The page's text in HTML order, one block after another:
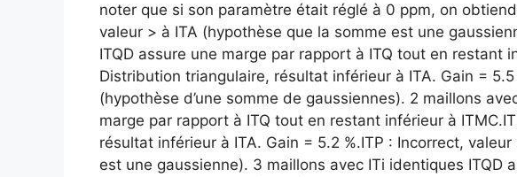
noter que si son paramètre était réglé à 0 ppm, on
valeur > à ITA (hypothèse que la somme est une
ITQD assure une marge par rapport à ITQ tout en restant
Distribution triangulaire, résultat inférieur à ITA. Gain =
(hypothèse d’une somme de gaussiennes). 2 maillons
marge par rapport à ITQ tout en restant inférieur à
résultat inférieur à ITA. Gain = 5.2 %.ITP : Incorrect,
est une gaussienne). 3 maillons avec ITi identiques ITQD